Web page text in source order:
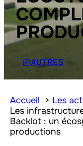
AUTRES
Accueil Les
Les
Backlot : un
productions